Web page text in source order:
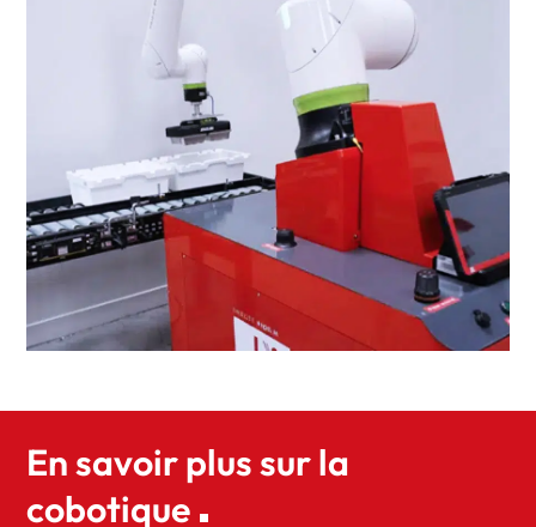
En savoir plus sur la
cobotique